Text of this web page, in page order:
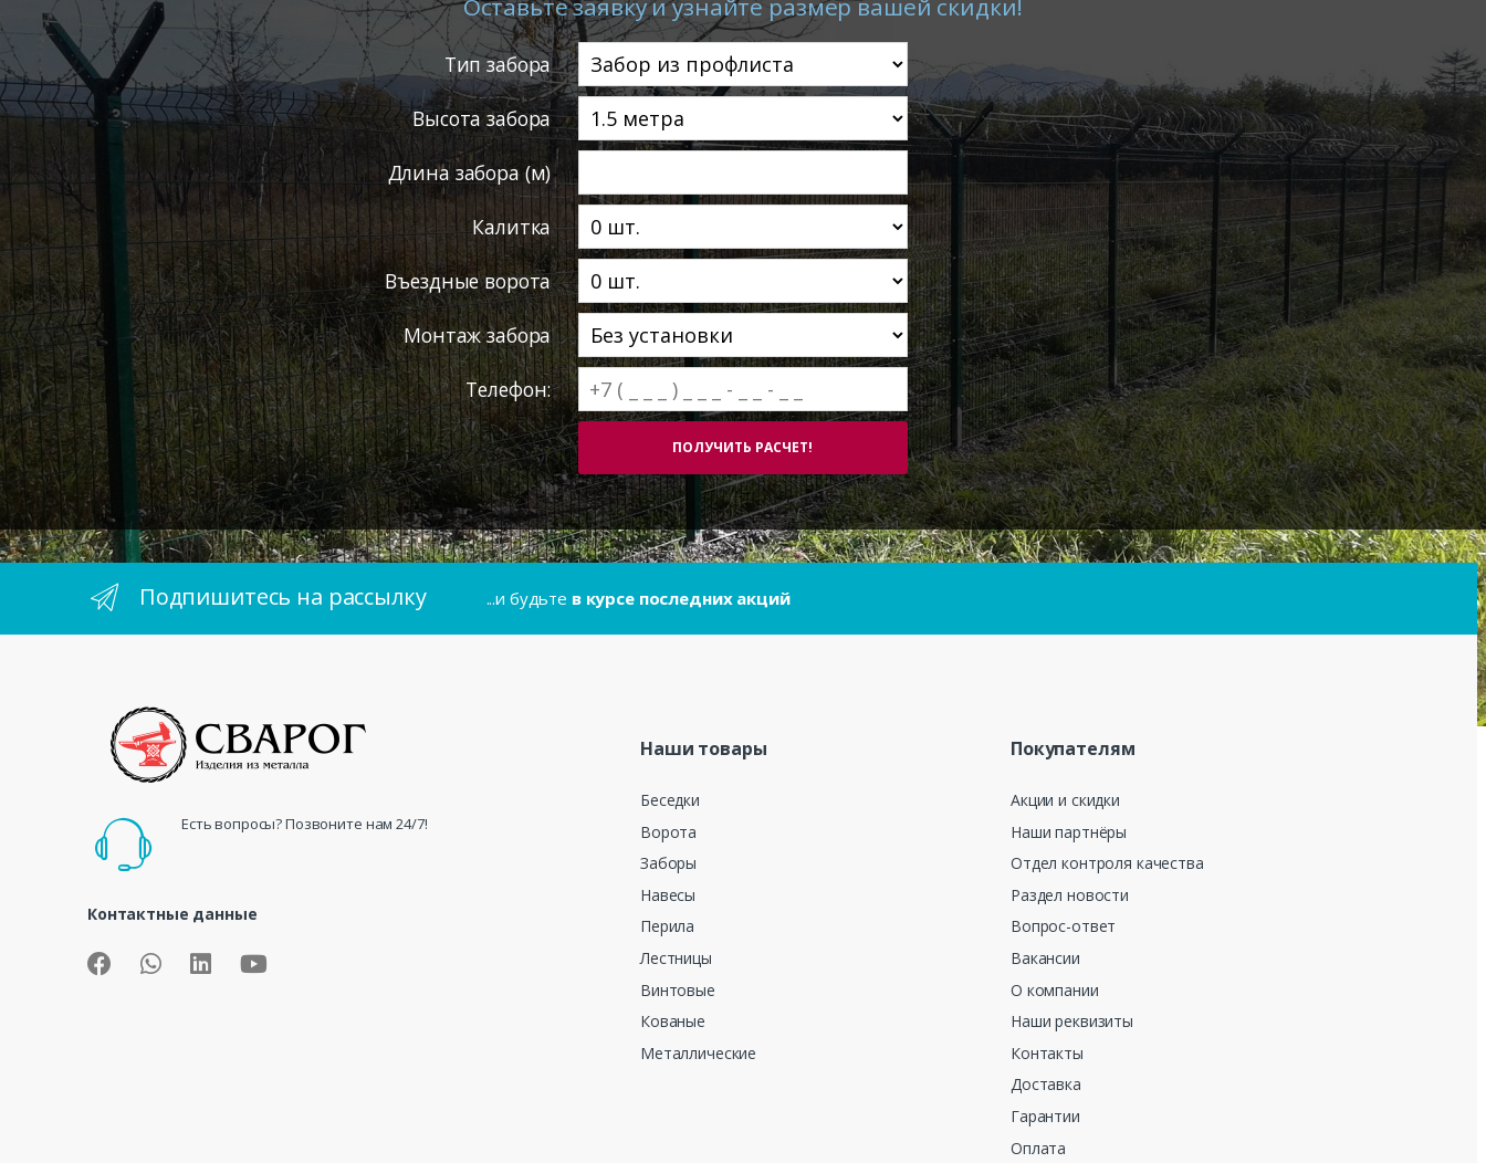
Оставьте заявку и узнайте размер вашей скидки!
Тип забора
Высота забора
Длина забора (м)
Калитка
Въездные ворота
Монтаж забора
Телефон:
Подпишитесь на рассылку ...и будьте в курсе последних акций
Есть вопросы? Позвоните нам 24/7!
Контактные данные
Наши товары
Беседки
Ворота
Заборы
Навесы
Перила
Лестницы
Винтовые
Кованые
Металлические
Покупателям
Акции и скидки
Наши партнёры
Отдел контроля качества
Раздел новости
Вопрос-ответ
Вакансии
О компании
Наши реквизиты
Контакты
Доставка
Гарантии
Оплата